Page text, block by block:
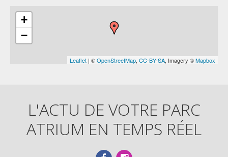
+
−
Leaflet | ©OpenStreetMap, CC-BY-SA, Imagery ©Mapbox
L'ACTU DE VOTRE PARC
ATRIUM EN TEMPS RÉEL